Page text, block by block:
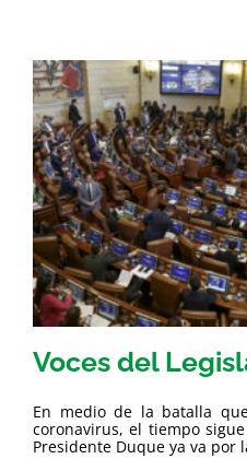
Voces del
En medio de la batalla
coronavirus, el tiempo
Presidente Duque ya va por